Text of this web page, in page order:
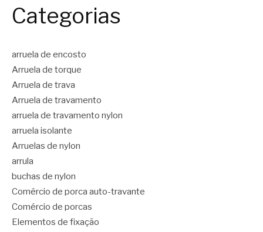
Categorias
arruela de encosto
Arruela de torque
Arruela de trava
Arruela de travamento
arruela de travamento nylon
arruela isolante
Arruelas de nylon
arrula
buchas de nylon
Comércio de porca auto-travante
Comércio de porcas
Elementos de fixação